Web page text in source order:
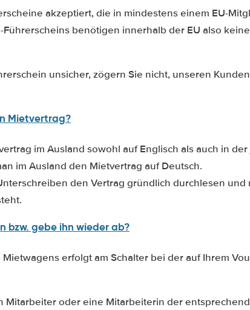
akzeptiert, die in mindestens einem EU-
benötigen innerhalb der EU also
unsicher, zögern Sie nicht, unseren
Mietvertrag?
im Ausland sowohl auf Englisch als auch in
im Ausland den Mietvertrag auf Deutsch.
den Vertrag gründlich durchlesen und
bzw. gebe ihn wieder ab?
erfolgt am Schalter bei der auf Ihrem
Mitarbeiter oder eine Mitarbeiterin der